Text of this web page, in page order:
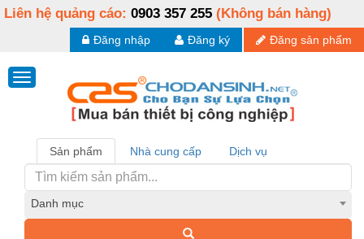
Liên hệ quảng cáo: 0903 357 255 (Không bán hàng)
Đăng sản phẩm
Đăng ký
Đăng nhập
Sản phẩm Nhà cung cấp Dịch vụ
Danh mục